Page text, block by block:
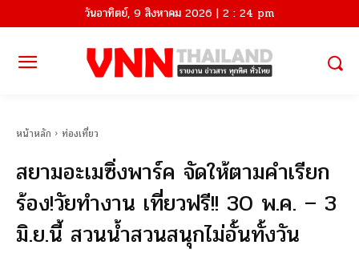
วันอาทิตย์, 9 สิงหาคม 2026 | 2 : 24 pm
หน้าหลัก ท่องเที่ยว
สยามอะเมซิ่งพาร์ค จัดให้ตามคำเรียก
ร้อง!วัยทำงาน เที่ยวฟรี!! 30 พ.ค. – 3
มิ.ย.นี้ สวนน้ำสวนสนุกไม่อั้นทั้งวัน